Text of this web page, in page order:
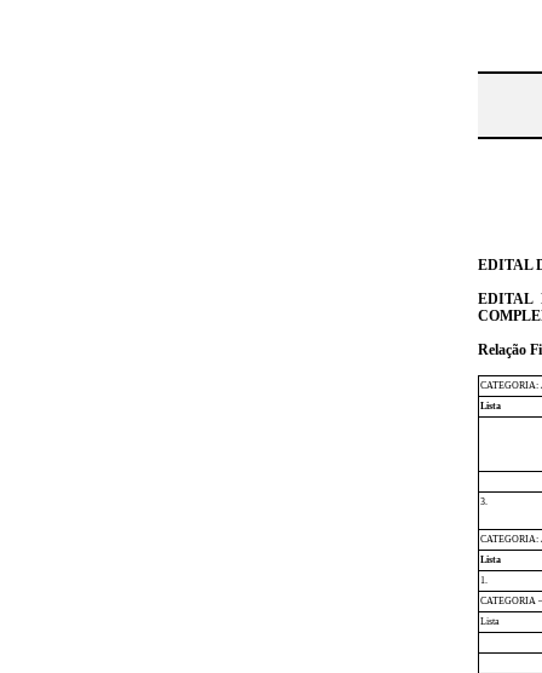
EDITAL
EDITAL
Relação
CATEGORIA:
Lista
3.
CATEGORIA:
Lista
1.
CATEGORIA
Lista